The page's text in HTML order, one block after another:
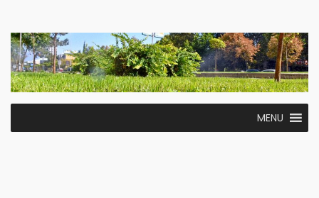
MENU